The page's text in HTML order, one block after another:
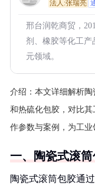
法人:张瑞亮
邢台润乾商贸，
剂、橡胶等化工产
元领域。
介绍： 本文详细解析
和热硫化包胶，对比
作参数与案例，为工业
一、陶瓷式滚
陶瓷式滚筒包胶通